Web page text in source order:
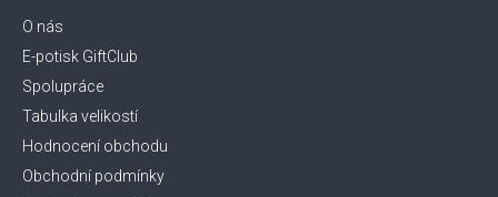
O nás
E-potisk GiftClub
Spolupráce
Tabulka velikostí
Hodnocení obchodu
Obchodní podmínky